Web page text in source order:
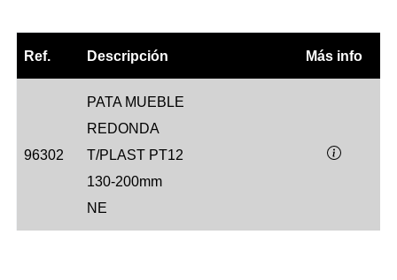
Ref. Descripción Más info
96302
PATA MUEBLE
REDONDA
T/PLAST PT12
130-200mm
NE